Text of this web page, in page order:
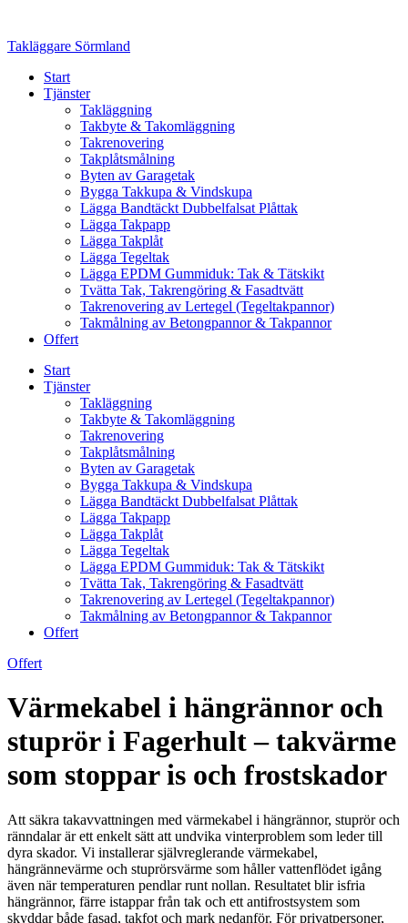
content
Takläggare Sörmland
Start
Tjänster
Takläggning
Takbyte & Takomläggning
Takrenovering
Takplåtsmålning
Byten av Garagetak
Bygga Takkupa & Vindskupa
Lägga Bandtäckt Dubbelfalsat Plåttak
Lägga Takpapp
Lägga Takplåt
Lägga Tegeltak
Lägga EPDM Gummiduk: Tak & Tätskikt
Tvätta Tak, Takrengöring & Fasadtvätt
Takrenovering av Lertegel (Tegeltakpannor)
Takmålning av Betongpannor & Takpannor
Offert
Start
Tjänster
Takläggning
Takbyte & Takomläggning
Takrenovering
Takplåtsmålning
Byten av Garagetak
Bygga Takkupa & Vindskupa
Lägga Bandtäckt Dubbelfalsat Plåttak
Lägga Takpapp
Lägga Takplåt
Lägga Tegeltak
Lägga EPDM Gummiduk: Tak & Tätskikt
Tvätta Tak, Takrengöring & Fasadtvätt
Takrenovering av Lertegel (Tegeltakpannor)
Takmålning av Betongpannor & Takpannor
Offert
Offert
Värmekabel i hängrännor och
stuprör i Fagerhult – takvärme
som stoppar is och frostskador
Att säkra takavvattningen med värmekabel i hängrännor, stuprör och
ränndalar är ett enkelt sätt att undvika vinterproblem som leder till
dyra skador. Vi installerar självreglerande värmekabel,
hängrännevärme och stuprörsvärme som håller vattenflödet igång
även när temperaturen pendlar runt nollan. Resultatet blir isfria
hängrännor, färre istappar från tak och ett antifrostsystem som
skyddar både fasad, takfot och mark nedanför. För privatpersoner,